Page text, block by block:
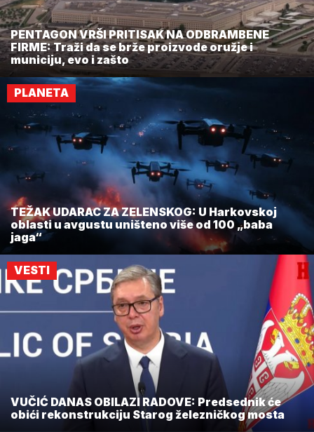
PENTAGON VRŠI PRITISAK NA ODBRAMBENE
FIRME: Traži da se brže proizvode oružje i
municiju, evo i zašto
PLANETA
TEŽAK UDARAC ZA ZELENSKOG: U Harkovskoj
oblasti u avgustu uništeno više od 100 „baba
jaga“
VESTI
VUČIĆ DANAS OBILAZI RADOVE: Predsednik će
obići rekonstrukciju Starog železničkog mosta